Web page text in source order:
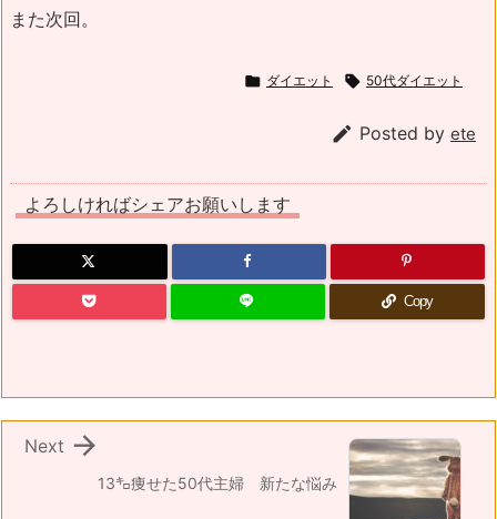
また次回。
 ダイエット  50代ダイエット
 Posted by ete
よろしければシェアお願いします
Copy
13㌔痩せた50代主婦 新たな悩み

Next